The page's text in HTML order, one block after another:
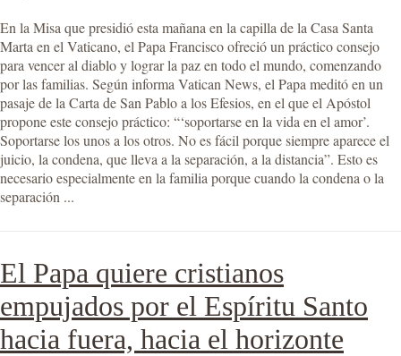
En la Misa que presidió esta mañana en la capilla de la Casa Santa
Marta en el Vaticano, el Papa Francisco ofreció un práctico consejo
para vencer al diablo y lograr la paz en todo el mundo, comenzando
por las familias. Según informa Vatican News, el Papa meditó en un
pasaje de la Carta de San Pablo a los Efesios, en el que el Apóstol
propone este consejo práctico: “‘soportarse en la vida en el amor’.
Soportarse los unos a los otros. No es fácil porque siempre aparece el
juicio, la condena, que lleva a la separación, a la distancia”. Esto es
necesario especialmente en la familia porque cuando la condena o la
separación ...
El Papa quiere cristianos
empujados por el Espíritu Santo
hacia fuera, hacia el horizonte